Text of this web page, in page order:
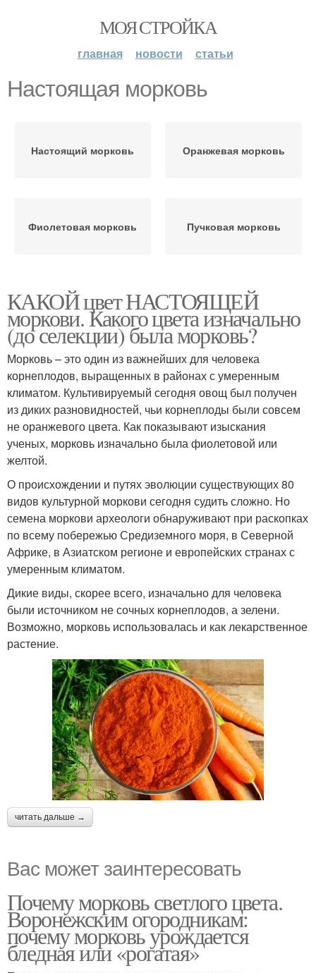
МОЯ СТРОЙКА
главная новости статьи
Настоящая морковь
Настоящий морковь Оранжевая морковь
Фиолетовая морковь Пучковая морковь
КАКОЙ цвет НАСТОЯЩЕЙ
моркови. Какого цвета изначально
(до селекции) была морковь?
Морковь – это один из важнейших для человека
корнеплодов, выращенных в районах с умеренным
климатом. Культивируемый сегодня овощ был получен
из диких разновидностей, чьи корнеплоды были совсем
не оранжевого цвета. Как показывают изыскания
ученых, морковь изначально была фиолетовой или
желтой.
О происхождении и путях эволюции существующих 80
видов культурной моркови сегодня судить сложно. Но
семена моркови археологи обнаруживают при раскопках
по всему побережью Средиземного моря, в Северной
Африке, в Азиатском регионе и европейских странах с
умеренным климатом.
Дикие виды, скорее всего, изначально для человека
были источником не сочных корнеплодов, а зелени.
Возможно, морковь использовалась и как лекарственное
растение.
читать дальше →
Вас может заинтересовать
Почему морковь светлого цвета.
Воронежским огородникам:
почему морковь урождается
бледная или «рогатая»